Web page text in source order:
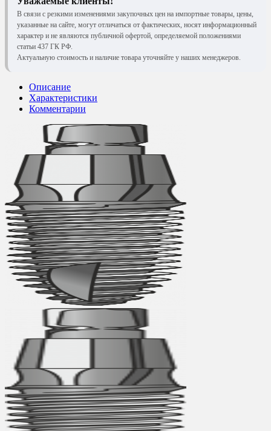
В связи с резкими изменениями закупочных цен на импортные товары, цены,
указанные на сайте, могут отличаться от фактических, носят информационный
характер и не являются публичной офертой, определяемой положениями
статьи 437 ГК РФ.
Актуальную стоимость и наличие товара уточняйте у наших менеджеров.
Описание
Характеристики
Комментарии